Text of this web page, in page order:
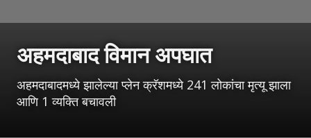
अहमदाबाद विमान अपघात
अहमदाबादमध्ये झालेल्या प्लेन क्रॅशमध्ये 241 लोकांचा मृत्यू झाला
आणि 1 व्यक्ति बचावली